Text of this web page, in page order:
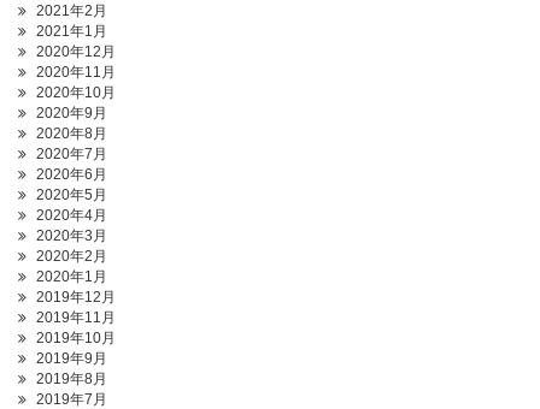
2021年2月
2021年1月
2020年12月
2020年11月
2020年10月
2020年9月
2020年8月
2020年7月
2020年6月
2020年5月
2020年4月
2020年3月
2020年2月
2020年1月
2019年12月
2019年11月
2019年10月
2019年9月
2019年8月
2019年7月